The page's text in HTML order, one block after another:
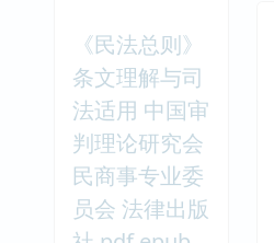
《民法总则》
条文理解与司
法适用 中国审
判理论研究会
民商事专业委
员会 法律出版